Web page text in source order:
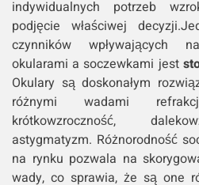
indywidualnych potrzeb
podjęcie właściwej
czynników wpływających
okularami a soczewkami jest
Okulary są doskonałym
różnymi wadami
krótkowzroczność,
astygmatyzm. Różnorodność
na rynku pozwala na
wady, co sprawia, że są one